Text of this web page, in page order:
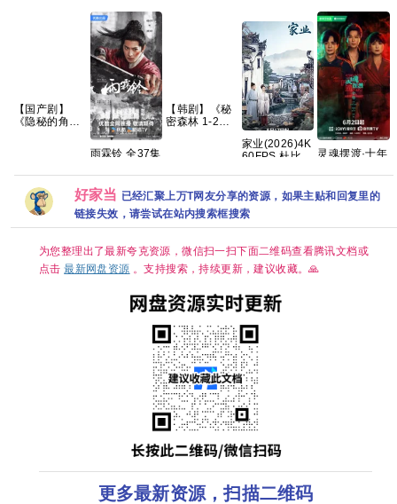
【国产剧】
《隐秘的角落
雨霖铃 全37集
率 【夸克百度
网盘+】
【韩剧】《秘
密森林 1-2
家业(2026)4K
60FPS 杜比音
百度网盘/单集
1GB】
灵魂摆渡·十年
渡5 悬疑惊悚
奇幻冒险 于毅
刘智扬 肖茵 已
好家当 已经汇聚上万T网友分享的资源，如果主贴和回复里的
链接失效，请尝试在站内搜索框搜索
为您整理出了最新夸克资源，微信扫一扫下面二维码查看腾讯文档或
点击最新网盘资源 。支持搜索，持续更新，建议收藏。🙏
更多最新资源，扫描二维码